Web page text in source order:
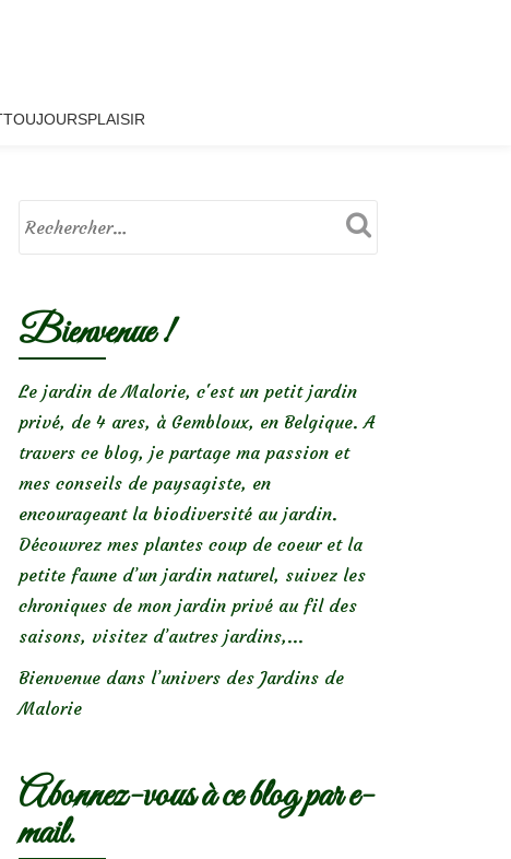
Bienvenue !
Le jardin de Malorie, c'est un petit jardin
privé, de 4 ares, à Gembloux, en Belgique. A
travers ce blog, je partage ma passion et
mes conseils de paysagiste, en
encourageant la biodiversité au jardin.
Découvrez mes plantes coup de coeur et la
petite faune d’un jardin naturel, suivez les
chroniques de mon jardin privé au fil des
saisons, visitez d’autres jardins,...
Bienvenue dans l’univers des Jardins de
Malorie
Abonnez-vous à ce blog par e-
mail.